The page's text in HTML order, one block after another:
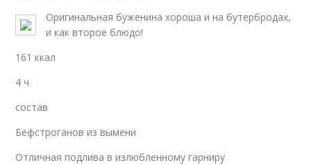
Оригинальная буженина хороша и на бутербродах,
и как второе блюдо!
161 ккал
4 ч
состав
Бефстроганов из вымени
Отличная подлива в излюбленному гарниру